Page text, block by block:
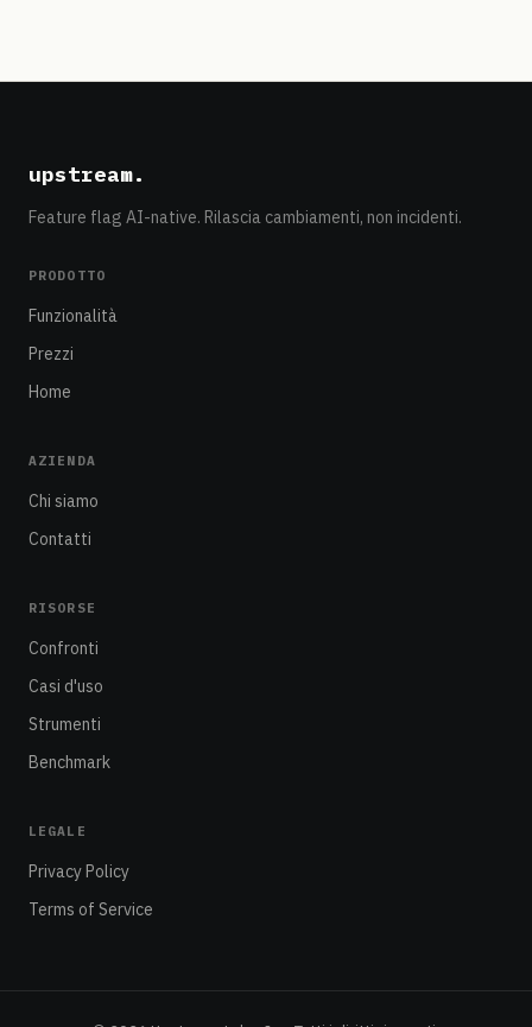
upstream.
Feature flag AI-native. Rilascia cambiamenti, non incidenti.
PRODOTTO
Funzionalità
Prezzi
Home
AZIENDA
Chi siamo
Contatti
RISORSE
Confronti
Casi d'uso
Strumenti
Benchmark
LEGALE
Privacy Policy
Terms of Service